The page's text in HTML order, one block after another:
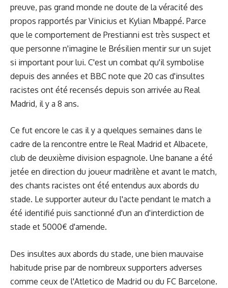
preuve, pas grand monde ne doute de la véracité des
propos rapportés par Vinicius et Kylian Mbappé. Parce
que le comportement de Prestianni est très suspect et
que personne n'imagine le Brésilien mentir sur un sujet
si important pour lui. C'est un combat qu'il symbolise
depuis des années et BBC note que 20 cas d'insultes
racistes ont été recensés depuis son arrivée au Real
Madrid, il y a 8 ans.
Ce fut encore le cas il y a quelques semaines dans le
cadre de la rencontre entre le Real Madrid et Albacete,
club de deuxième division espagnole. Une banane a été
jetée en direction du joueur madrilène et avant le match,
des chants racistes ont été entendus aux abords du
stade. Le supporter auteur du l'acte pendant le match a
été identifié puis sanctionné d'un an d'interdiction de
stade et 5000€ d'amende.
Des insultes aux abords du stade, une bien mauvaise
habitude prise par de nombreux supporters adverses
comme ceux de l'Atletico de Madrid ou du FC Barcelone.